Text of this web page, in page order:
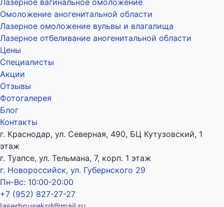
Лазерное вагинальное омоложение
Омоложение аногенитальной области
Лазерное омоложение вульвы и влагалища
Лазерное отбеливание аногенитальной области
Цены
Специалисты
Акции
Отзывы
Фотогалерея
Блог
Контакты
г. Краснодар, ул. Северная, 490, БЦ Кутузовский, 1
этаж
г. Туапсе, ул. Тельмана, 7, корп. 1 этаж
г. Новороссийск, ул. Губернского 29
Пн-Вс: 10:00-20:00
+7 (952) 827-27-27